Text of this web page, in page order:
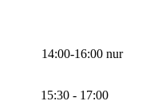
14:00-16:00 nur
15:30 - 17:00